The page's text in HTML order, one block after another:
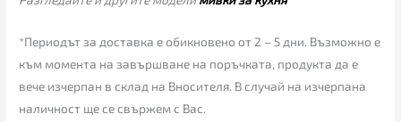
*Периодът за доставка е обикновено от 2 – 5 дни. Възможно е
към момента на завършване на поръчката, продукта да е
вече изчерпан в склад на Вносителя. В случай на изчерпана
наличност ще се свържем с Вас.